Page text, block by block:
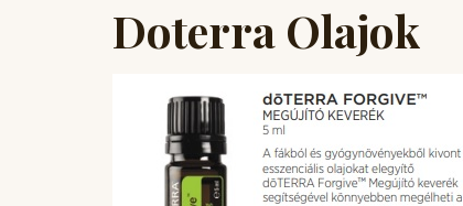
Doterra Olajok